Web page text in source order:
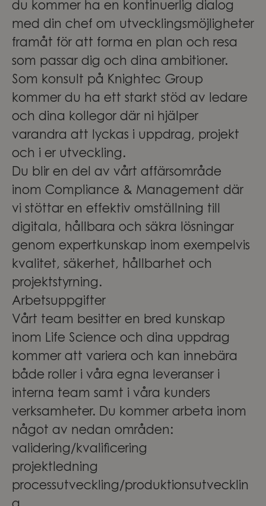
du kommer ha en kontinuerlig dialog
med din chef om utvecklingsmöjligheter
framåt för att forma en plan och resa
som passar dig och dina ambitioner.
Som konsult på Knightec Group
kommer du ha ett starkt stöd av ledare
och dina kollegor där ni hjälper
varandra att lyckas i uppdrag, projekt
och i er utveckling.
Du blir en del av vårt affärsområde
inom Compliance & Management där
vi stöttar en effektiv omställning till
digitala, hållbara och säkra lösningar
genom expertkunskap inom exempelvis
kvalitet, säkerhet, hållbarhet och
projektstyrning.
Arbetsuppgifter
Vårt team besitter en bred kunskap
inom Life Science och dina uppdrag
kommer att variera och kan innebära
både roller i våra egna leveranser i
interna team samt i våra kunders
verksamheter. Du kommer arbeta inom
något av nedan områden:
validering/kvalificering
projektledning
processutveckling/produktionsutvecklin